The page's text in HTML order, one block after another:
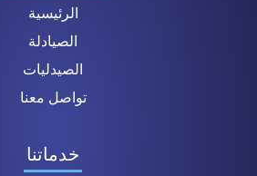
الرئيسية
الصيادلة
الصيدليات
تواصل معنا
خدماتنا